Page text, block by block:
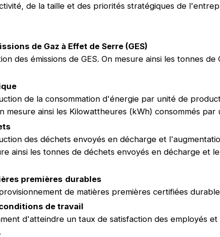
de la taille et des priorités stratégiques de
de Gaz à Effet de Serre (GES)
des émissions de GES. On mesure ainsi les tonnes de
de la consommation d'énergie par unité de
mesure ainsi les Kilowattheures (kWh) consommés
des déchets envoyés en décharge et
ainsi les tonnes de déchets envoyés en décharge et
premières durables
de matières premières certifiées
de travail
d'atteindre un taux de satisfaction des employés